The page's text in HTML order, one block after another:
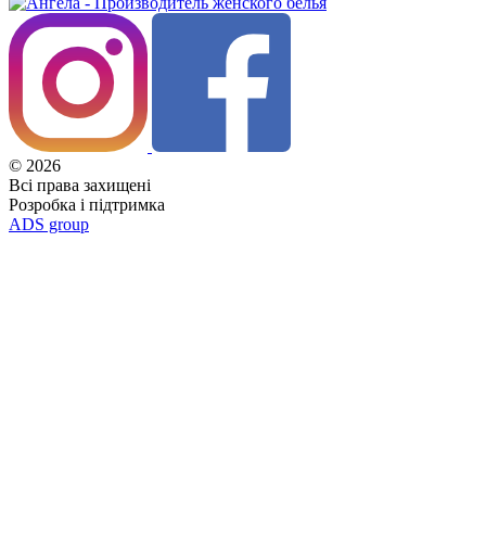
© 2026
Всі права захищені
Розробка і підтримка
ADS group